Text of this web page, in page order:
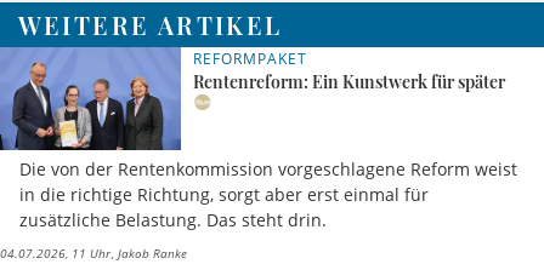
WEITERE ARTIKEL
REFORMPAKET
Rentenreform: Ein Kunstwerk für später
Die von der Rentenkommission vorgeschlagene Reform weist
in die richtige Richtung, sorgt aber erst einmal für
zusätzliche Belastung. Das steht drin.
04.07.2026, 11 Uhr Jakob Ranke